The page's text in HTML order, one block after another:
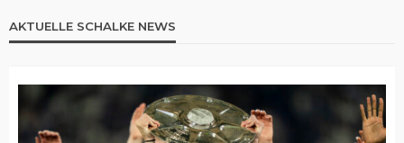
AKTUELLE SCHALKE NEWS